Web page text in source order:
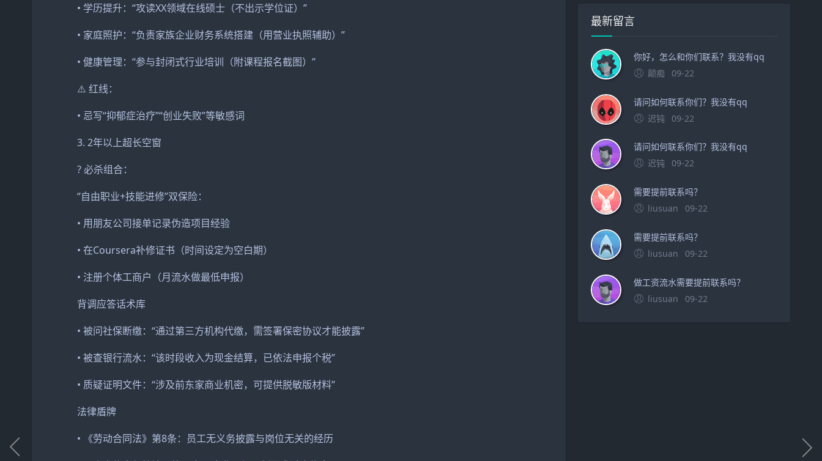
• 学历提升：“攻读XX领域在线硕士（不出示学位证）”
• 家庭照护：“负责家族企业财务系统搭建（用营业执照辅助）”
• 健康管理：“参与封闭式行业培训（附课程报名截图）”
⚠️ 红线：
• 忌写“抑郁症治疗”“创业失败”等敏感词
3. 2年以上超长空窗
? 必杀组合：
“自由职业+技能进修”双保险：
• 用朋友公司接单记录伪造项目经验
• 在Coursera补修证书（时间设定为空白期）
• 注册个体工商户（月流水做最低申报）
背调应答话术库
• 被问社保断缴：“通过第三方机构代缴，需签署保密协议才能披露”
• 被查银行流水：“该时段收入为现金结算，已依法申报个税”
• 质疑证明文件：“涉及前东家商业机密，可提供脱敏版材料”
法律盾牌
• 《劳动合同法》第8条：员工无义务披露与岗位无关的经历
最新留言
你好，怎么和你们联系？我没有qq
颠痴
09-22
请问如何联系你们？我没有qq
迟钝
09-22
请问如何联系你们？我没有qq
迟钝
09-22
需要提前联系吗？
liusuan
09-22
需要提前联系吗？
liusuan
09-22
做工资流水需要提前联系吗？
liusuan
09-22